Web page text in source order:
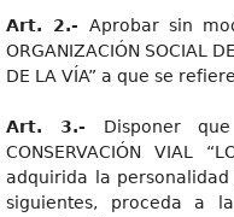
Art. 2.- Aprobar sin
ORGANIZACIÓN SOCIAL
DE LA VÍA” a que se
Art. 3.- Disponer
CONSERVACIÓN VIAL
adquirida la
siguientes, proceda a